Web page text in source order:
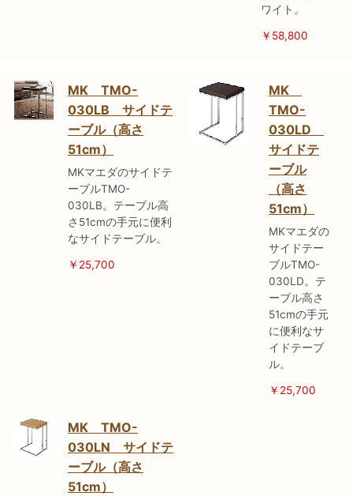
ワイト。
￥58,800
MK TMO-
030LB サイドテ
ーブル（高さ
51cm）
MKマエダのサイドテ
ーブルTMO-
030LB。テーブル高
さ51cmの手元に便利
なサイドテーブル。
￥25,700
MK
TMO-
030LD
サイドテ
ーブル
（高さ
51cm）
MKマエダの
サイドテー
ブルTMO-
030LD。テ
ーブル高さ
51cmの手元
に便利なサ
イドテーブ
ル。
￥25,700
MK TMO-
030LN サイドテ
ーブル（高さ
51cm）